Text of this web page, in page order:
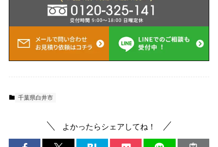
千葉県白井市
よかったらシェアしてね！